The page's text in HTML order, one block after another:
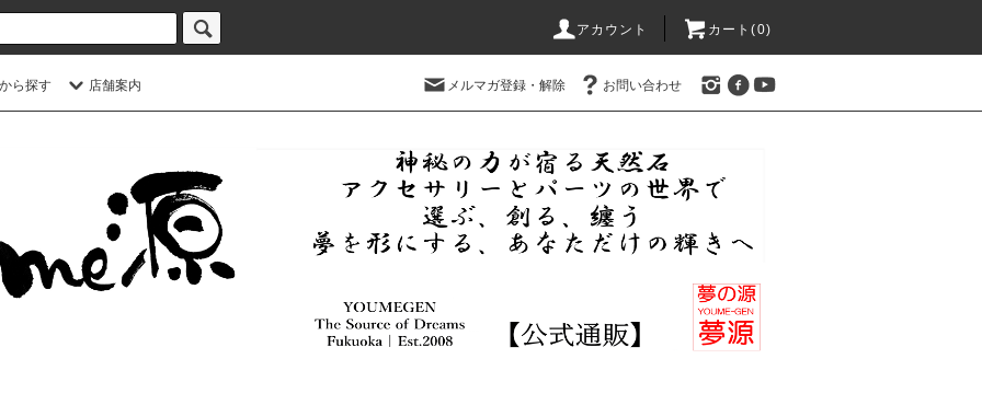
アカウント カート(0)
ら探す 店舗案内 メルマガ登録・解除 お問い合わせ